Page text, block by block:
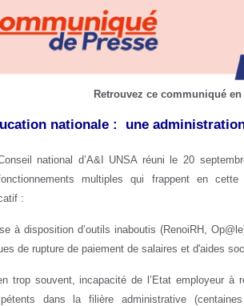
Retrouvez ce communiqué en
nationale : une
national d’A&I UNSA réuni le 20
multiples qui frappent en cette
:
à disposition d’outils inaboutis (RenoiRH,
de rupture de paiement de salaires et d'aides
trop souvent, incapacité de l’Etat employeur à
dans la filière administrative